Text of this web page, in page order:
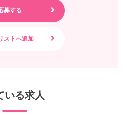
いる求人